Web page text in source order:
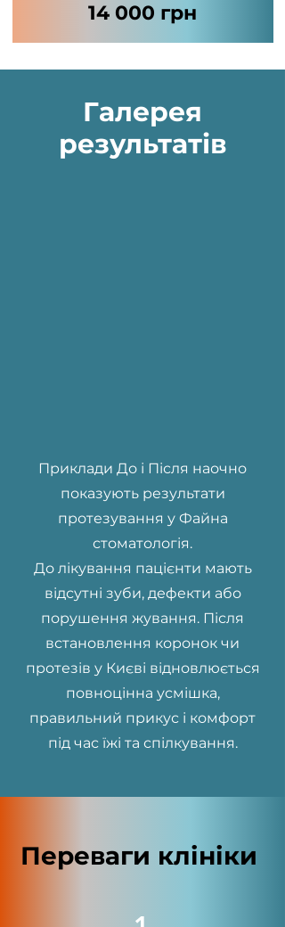
14 000 грн
Галерея
результатів
Приклади До і Після наочно
показують результати
протезування у Файна
стоматологія.
До лікування пацієнти мають
відсутні зуби, дефекти або
порушення жування. Після
встановлення коронок чи
протезів у Києві відновлюється
повноцінна усмішка,
правильний прикус і комфорт
під час їжі та спілкування.
Переваги клініки